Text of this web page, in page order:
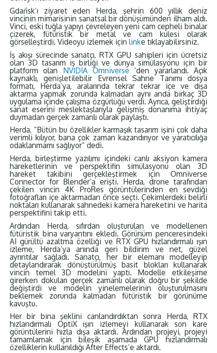
Gdańsk’ı ziyaret eden Herda, şehrin 600 yıllık deniz
vincinin mimarisinin sanatsal bir dönüşümünden ilham aldı.
Vinci, eski tuğla yapıyı çevreleyen yeni cam cepheli binalar
çizerek, fütüristik bir metal ve cam kulesi olarak
görselleştirdi. Videoyu izlemek için linke tıklayabilirsiniz.
İş akışı sürecinde sanatçı, RTX GPU sahipleri için ücretsiz
olan 3D tasarım iş birliği ve dünya simülasyonu için bir
platform olan NVIDIA Omniverse ‘den yararlandı. Açık
kaynaklı, genişletilebilir Evrensel Sahne Tanımı dosya
formatı, Herda’ya, aralarında tekrar tekrar içe ve dışa
aktarma yapmak zorunda kalmadan aynı anda birkaç 3D
uygulama içinde çalışma özgürlüğü verdi. Ayrıca, geliştirdiği
sanat eserini meslektaşlarıyla gelişmiş donanıma ihtiyaç
duymadan gerçek zamanlı olarak paylaştı.
Herda, “Bütün bu özellikler karmaşık tasarım işini çok daha
verimli kılıyor, bana çok zaman kazandırıyor ve yaratıcılığa
odaklanmamı sağlıyor” dedi.
Herda, birleştirme yazılımı içindeki canlı aksiyon kamera
hareketlerinin ve perspektifin simülasyonu olan 3D
hareket takibini gerçekleştirmek için Omniverse
Connector for Blender’a erişti. Herda, drone tarafından
çekilen vincin 4K ProRes görüntülerinden en sevdiği
fotoğrafları içe aktarmadan önce seçti. Çekimlerdeki belirli
noktaları kullanarak sahnedeki kamera hareketini ve harita
perspektifini takip etti.
Ardından Herda, sıfırdan oluşturulan ve modellenen
fütüristik bina varyantını ekledi. Görünüm penceresindeki
AI gürültü azaltma özelliği ve RTX GPU hızlandırmalı ışın
izleme, Herda’ya anında geri bildirim ve net, güzel
ayrıntılar sağladı. Sanatçı, her bir elemanı modelleyip
detaylandırarak dönüştürülmüş basit blokları kullanarak
vincin temel 3D modelini yaptı. Modelle etkileşime
girerken dokuları gerçek zamanlı olarak doğru bir şekilde
değiştirdi ve modelin yinelemelerinin oluşturulmasını
beklemek zorunda kalmadan fütüristik bir görünüme
kavuştu.
Her bir bina şeklini canlandırdıktan sonra Herda, RTX
hızlandırmalı OptiX ışın izlemeyi kullanarak son kare
görüntülerini hızla dışa aktardı. Ardından projeyi, projeyi
tamamlamak için bileşik aşamada GPU hızlandırmalı
özelliklerin kullanıldığı After Effects’e aktardı.